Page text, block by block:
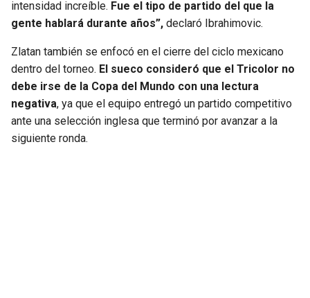
intensidad increíble. Fue el tipo de partido del que la
gente hablará durante años”, declaró Ibrahimovic.
Zlatan también se enfocó en el cierre del ciclo mexicano
dentro del torneo. El sueco consideró que el Tricolor no
debe irse de la Copa del Mundo con una lectura
negativa, ya que el equipo entregó un partido competitivo
ante una selección inglesa que terminó por avanzar a la
siguiente ronda.